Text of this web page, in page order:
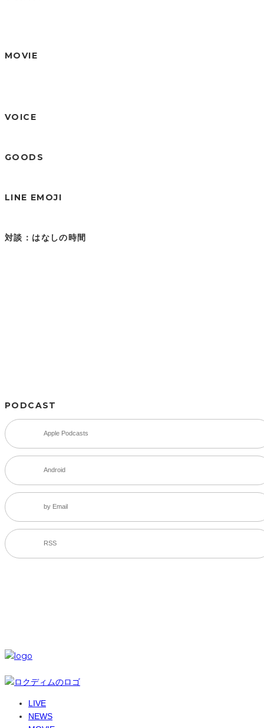
MOVIE
VOICE
GOODS
LINE EMOJI
対談：はなしの時間
PODCAST
Apple Podcasts
Android
by Email
RSS
LIVE
NEWS